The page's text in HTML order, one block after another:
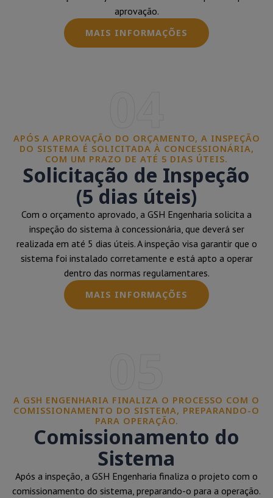
aprovação.
MAIS INFORMAÇÕES
APÓS A APROVAÇÃO DO ORÇAMENTO, A INSPEÇÃO
DO SISTEMA É SOLICITADA À CONCESSIONÁRIA,
COM UM PRAZO DE ATÉ 5 DIAS ÚTEIS.
Solicitação de Inspeção
(5 dias úteis)
Com o orçamento aprovado, a GSH Engenharia solicita a
inspeção do sistema à concessionária, que deverá ser
realizada em até 5 dias úteis. A inspeção visa garantir que o
sistema foi instalado corretamente e está apto a operar
dentro das normas regulamentares.
MAIS INFORMAÇÕES
A GSH ENGENHARIA FINALIZA O PROCESSO COM O
COMISSIONAMENTO DO SISTEMA, PREPARANDO-O
PARA OPERAÇÃO.
Comissionamento do
Sistema
Após a inspeção, a GSH Engenharia finaliza o projeto com o
comissionamento do sistema, preparando-o para a operação.